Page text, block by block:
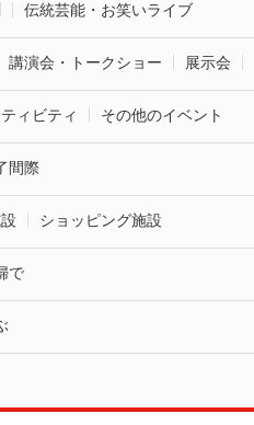
伝統芸能・お笑いライブ
講演会・トークショー 展示会
ィビティ その他のイベント
間際
ショッピング施設
で